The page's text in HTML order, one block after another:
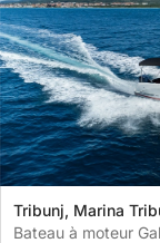
Tribunj, Marina
Bateau à moteur